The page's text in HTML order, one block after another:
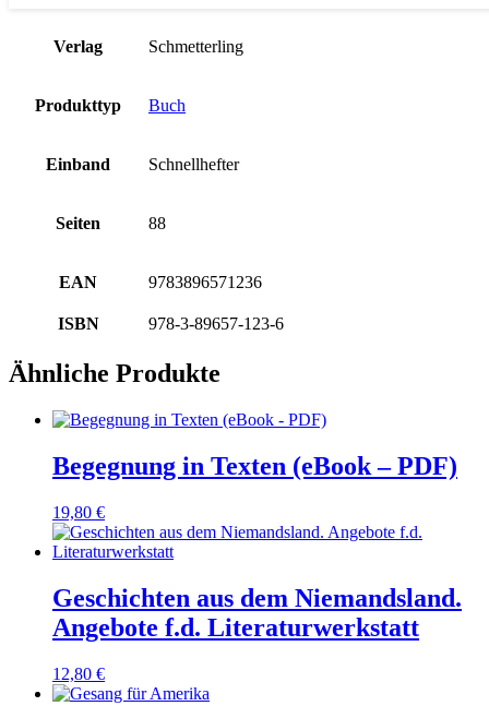
Verlag Schmetterling
Produkttyp Buch
Einband Schnellhefter
Seiten 88
EAN 9783896571236
ISBN 978-3-89657-123-6
Ähnliche Produkte
Begegnung in Texten (eBook – PDF)
19,80 €
Geschichten aus dem Niemandsland.
Angebote f.d. Literaturwerkstatt
12,80 €